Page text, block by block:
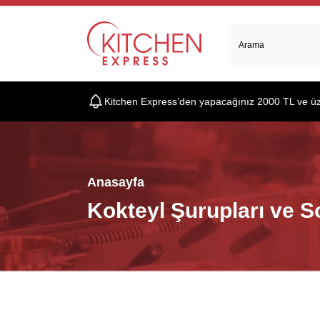
Kitchen Express’den yapacağınız 2000 TL ve
Anasayfa
Kokteyl Şurupları ve